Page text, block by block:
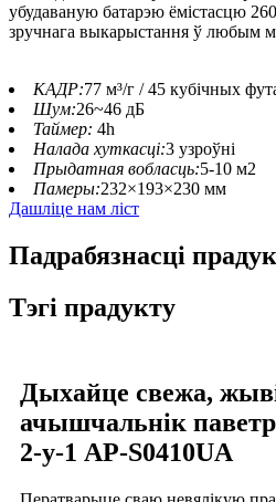
убудаваную батарэю ёмістасцю
зручнага выкарыстання ў любым
КАДР:77 м³/г / 45 кубічных
Шум:26~46 дБ
Таймер: 4h
Налада хуткасці:3 узроўні
Прыдатная вобласць:5-10 м2
Памеры:232×193×230 мм
Дашліце нам ліст
Падрабязнасці
Тэгі прадукту
Дыхайце свежа,
ачышчальнік
2-у-1 AP-S0410UA